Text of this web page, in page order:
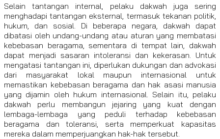
Selain tantangan internal, pelaku dakwah juga sering
menghadapi tantangan eksternal, termasuk tekanan politik,
hukum, dan sosial. Di beberapa negara, dakwah dapat
dibatasi oleh undang-undang atau aturan yang membatasi
kebebasan beragama, sementara di tempat lain, dakwah
dapat menjadi sasaran intoleransi dan kekerasan. Untuk
mengatasi tantangan ini, diperlukan dukungan dan advokasi
dari masyarakat lokal maupun internasional untuk
memastikan kebebasan beragama dan hak asasi manusia
yang dijamin oleh hukum internasional. Selain itu, pelaku
dakwah perlu membangun jejaring yang kuat dengan
lembaga-lembaga yang peduli terhadap kebebasan
beragama dan toleransi, serta memperkuat kapasitas
mereka dalam memperjuangkan hak-hak tersebut.